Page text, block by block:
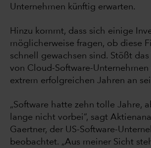
Unternehmen künftig erwarten.
Hinzu kommt, dass sich einige
möglicherweise fragen, ob diese
schnell gewachsen sind. Stößt das
von Cloud-Software-Unternehmen
extrem erfolgreichen Jahren an
„Software hatte zehn tolle Jahre,
lange nicht vorbei“, sagt
Gaertner, der US-Software-
beobachtet. „Aus meiner Sicht